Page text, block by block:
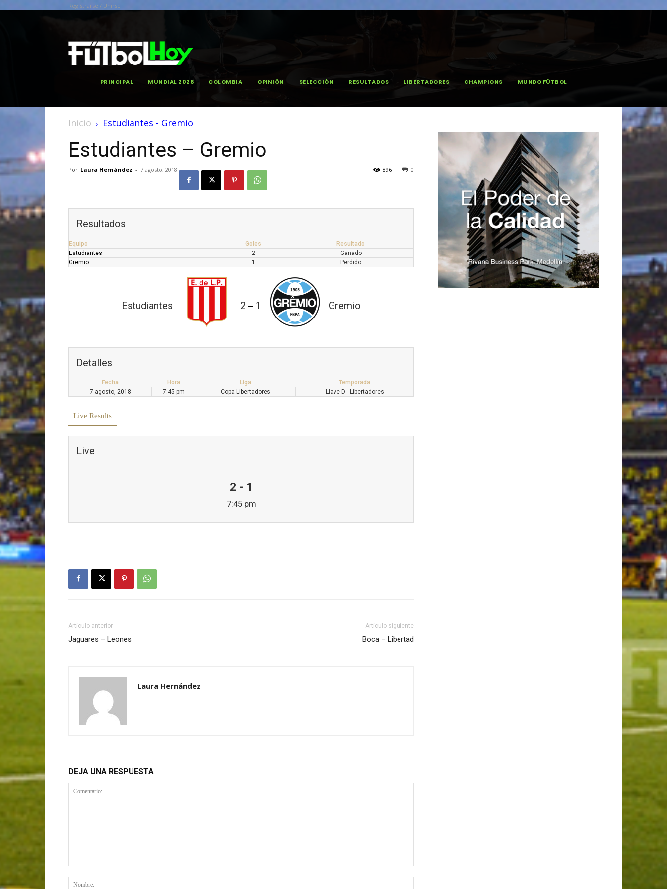
Registrarse / Unirse
PRINCIPAL MUNDIAL 2026 COLOMBIA OPINIÓN SELECCIÓN RESULTADOS LIBERTADORES CHAMPIONS MUNDO FÚTBOL
Inicio Estudiantes - Gremio
Estudiantes – Gremio
Por Laura Hernández - 7 agosto, 2018 0
896
Resultados
Equipo Goles
Resultado
Estudiantes
2
Ganado
Gremio
1 Perdido
Estudiantes 2 — 1 Gremio
Detalles
Fecha Hora Liga
Temporada
7 agosto, 2018
7:45 pm Copa Libertadores Llave D - Libertadores
Live Results
Live
2 - 1
7:45 pm
Artículo anterior
Jaguares – Leones
Artículo siguiente
Boca – Libertad
Laura Hernández
DEJA UNA RESPUESTA